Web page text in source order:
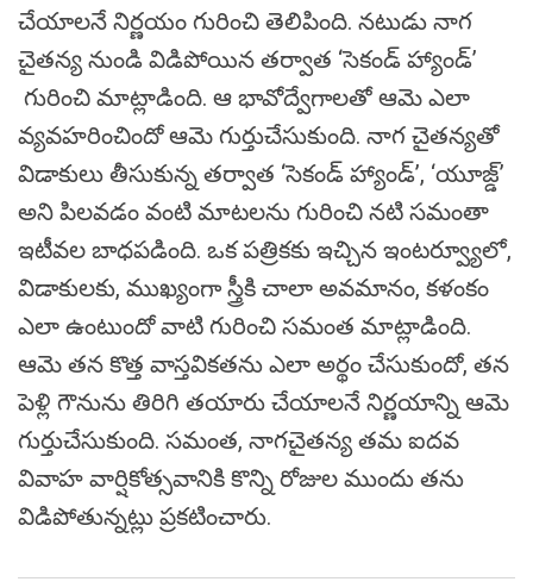
చేయాలనే నిర్ణయం గురించి తెలిపింది. నటుడు నాగ
చైతన్య నుండి విడిపోయిన తర్వాత ‘సెకండ్ హ్యాండ్’
గురించి మాట్లాడింది. ఆ భావోద్వేగాలతో ఆమె ఎలా
వ్యవహరించిందో ఆమె గుర్తుచేసుకుంది. నాగ చైతన్యతో
విడాకులు తీసుకున్న తర్వాత ‘సెకండ్ హ్యాండ్’, ‘యూజ్డ్’
అని పిలవడం వంటి మాటలను గురించి నటి సమంతా
ఇటీవల బాధపడింది. ఒక పత్రికకు ఇచ్చిన ఇంటర్వ్యూలో,
విడాకులకు, ముఖ్యంగా స్త్రీకి చాలా అవమానం, కళంకం
ఎలా ఉంటుందో వాటి గురించి సమంత మాట్లాడింది.
ఆమె తన కొత్త వాస్తవికతను ఎలా అర్థం చేసుకుందో, తన
పెళ్లి గౌనును తిరిగి తయారు చేయాలనే నిర్ణయాన్ని ఆమె
గుర్తుచేసుకుంది. సమంత, నాగచైతన్య తమ ఐదవ
వివాహ వార్షికోత్సవానికి కొన్ని రోజుల ముందు తను
విడిపోతున్నట్లు ప్రకటించారు.